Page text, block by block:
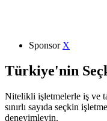
Sponsor X
Türkiye'nin
Nitelikli işletmelerle iş ve
sınırlı sayıda seçkin
deneyimleyin.